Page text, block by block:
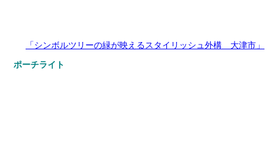
「シンボルツリーの緑が映えるスタイリッシュ外構 大津市」
ポーチライト